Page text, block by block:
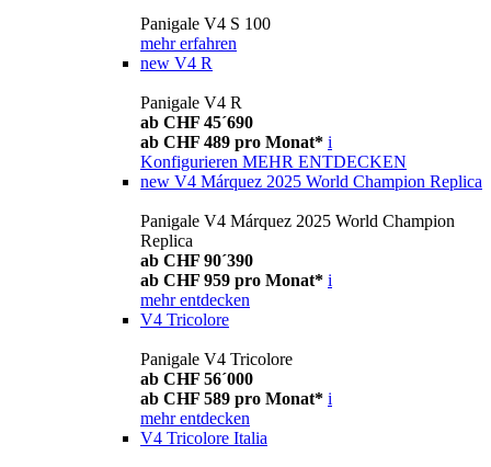
Panigale V4 S 100
mehr erfahren
new V4 R
Panigale V4 R
ab CHF 45´690
ab CHF 489 pro Monat* i
Konfigurieren MEHR ENTDECKEN
new V4 Márquez 2025 World Champion Replica
Panigale V4 Márquez 2025 World Champion
Replica
ab CHF 90´390
ab CHF 959 pro Monat* i
mehr entdecken
V4 Tricolore
Panigale V4 Tricolore
ab CHF 56´000
ab CHF 589 pro Monat* i
mehr entdecken
V4 Tricolore Italia